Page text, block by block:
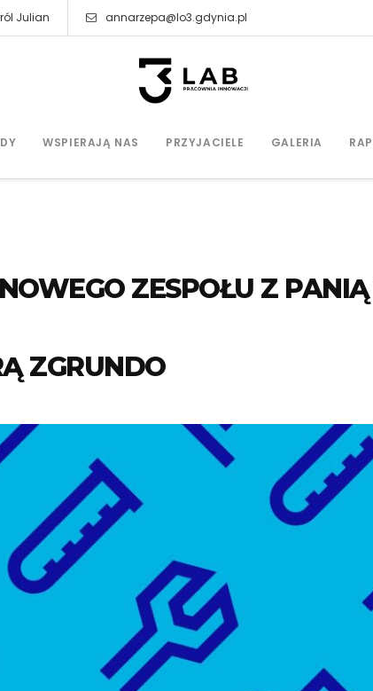
Julian annarzepa@lo3.gdynia.pl
WSPIERAJĄ NAS PRZYJACIELE GALERIA
ZESPOŁU Z
ZGRUNDO